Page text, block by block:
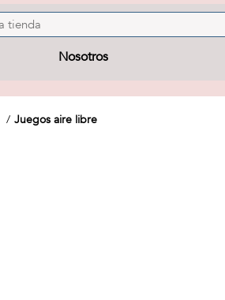
Nosotros
Juegos aire libre